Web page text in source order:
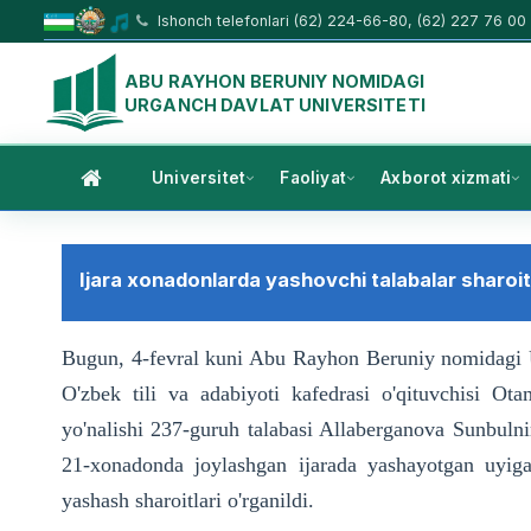
Ishonch telefonlari (62) 224-66-80, (62) 227 76 00
ABU RAYHON BERUNIY NOMIDAGI
URGANCH DAVLAT UNIVERSITETI
Universitet Faoliyat Axborot xizmati
Ijara xonadonlarda yashovchi talabalar
Bugun, 4-fevral kuni Abu Rayhon Beruniy
O'zbek tili va adabiyoti kafedrasi o'qituvchisi
yo'nalishi 237-guruh talabasi Allaberganova
21-xonadonda joylashgan ijarada yashayotgan
yashash sharoitlari o'rganildi.